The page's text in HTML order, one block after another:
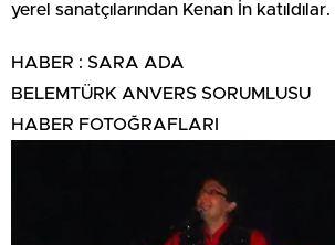
yerel sanatçılarından Kenan İn katıldılar.
HABER : SARA ADA
BELEMTÜRK ANVERS SORUMLUSU
HABER FOTOĞRAFLARI